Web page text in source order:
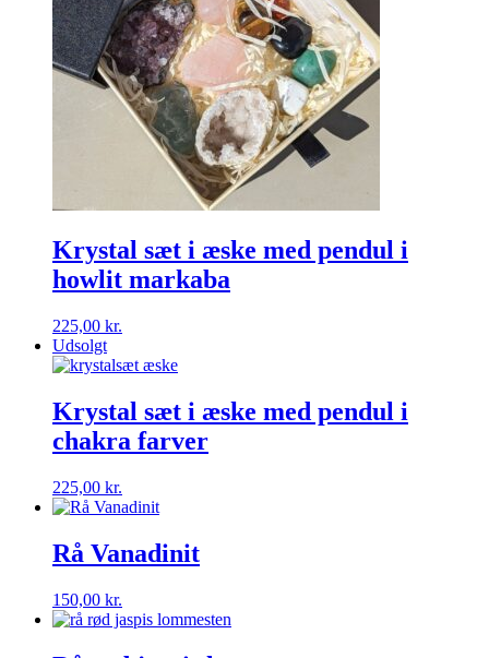
Krystal sæt i æske med pendul i
howlit markaba
225,00 kr.
Udsolgt
Krystal sæt i æske med pendul i
chakra farver
225,00 kr.
Rå Vanadinit
150,00 kr.